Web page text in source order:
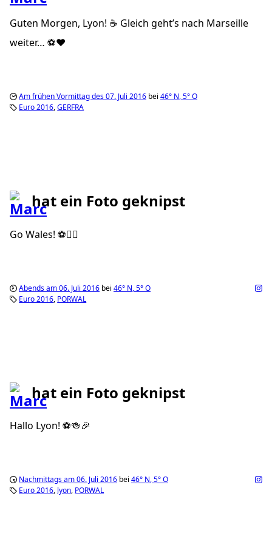
Guten Morgen, Lyon! ☕️ Gleich geht’s nach Marseille
weiter… ⚽️❤️
Am frühen Vormittag des 07. Juli 2016 bei 46° N,5°O
Euro 2016 GERFRA
hat ein Foto geknipst
Go Wales! ⚽️✌🏼️
Abends am 06. Juli 2016 bei 46° N,5°O
Euro 2016 PORWAL
hat ein Foto geknipst
Hallo Lyon! ⚽️🍻🎉
Nachmittags am 06. Juli 2016 bei 46° N,5°O
Euro 2016 lyon PORWAL